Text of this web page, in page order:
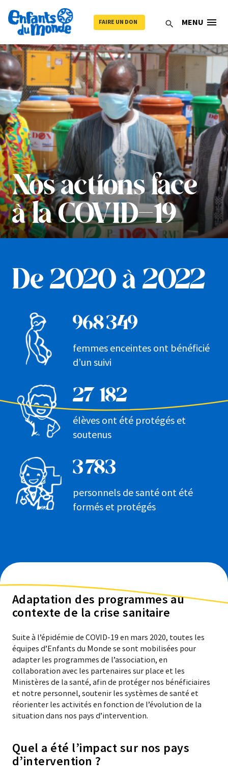
search
FAIRE UN DON MENU menu
Nos actions face
à la COVID-19
De 2020 à 2022
968 349
femmes enceintes ont bénéficié
d’un suivi
27 182
élèves ont été protégés et
soutenus
3 783
personnels de santé ont été
formés et protégés
Adaptation des programmes au
contexte de la crise sanitaire
Suite à l’épidémie de COVID-19 en mars 2020, toutes les
équipes d’Enfants du Monde se sont mobilisées pour
adapter les programmes de l’association, en
collaboration avec les partenaires sur place et les
Ministères de la santé, afin de protéger nos bénéficiaires
et notre personnel, soutenir les systèmes de santé et
réorienter les activités en fonction de l’évolution de la
situation dans nos pays d’intervention.
Quel a été l’impact sur nos pays
d’intervention ?